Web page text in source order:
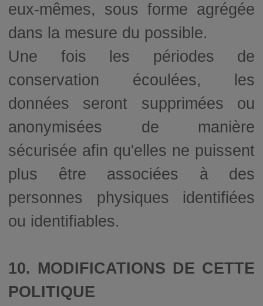
eux-mêmes, sous forme agrégée
dans la mesure du possible.
Une fois les périodes de
conservation écoulées, les
données seront supprimées ou
anonymisées de manière
sécurisée afin qu'elles ne puissent
plus être associées à des
personnes physiques identifiées
ou identifiables.
10. MODIFICATIONS DE CETTE
POLITIQUE